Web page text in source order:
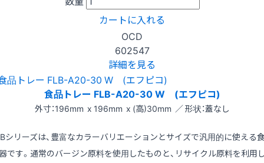
カートに入れる
OCD
602547
詳細を見る
食品トレー FLB-A20-30 W (エフピコ)
外寸：196mm x 196mm x (高)30mm ／ 形状：蓋なし
シリーズは、豊富なカラーバリエーションとサイズで汎用的に使える
です。通常のバージン原料を使用したものと、リサイクル原料を利用